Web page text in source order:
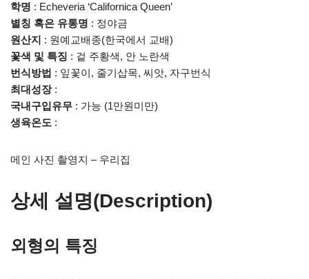
학명 : Echeveria ‘Californica Queen’
별칭 혹은 유통명 : 정야금
원산지 : 원예교배종(한국에서 교배)
꽃색 및 특징 : 겉 주황색, 안 노란색
번식방법 : 잎꽃이, 줄기삽목, 씨앗, 자구번식
최대성장:
국내구입유무 : 가능 (1만원미만)
생육온도 :
메인 사진 촬영지 – 우리집
상세 설명(Description)
외형의 특징